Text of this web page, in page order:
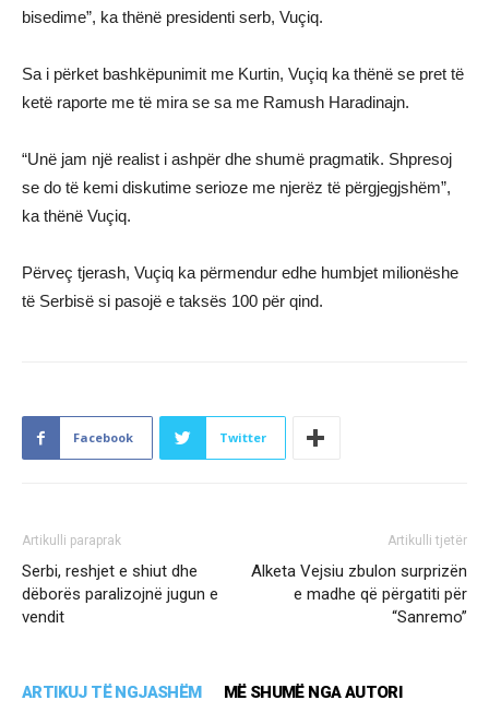
bisedime”, ka thënë presidenti serb, Vuçiq.
Sa i përket bashkëpunimit me Kurtin, Vuçiq ka thënë se pret të
ketë raporte me të mira se sa me Ramush Haradinajn.
“Unë jam një realist i ashpër dhe shumë pragmatik. Shpresoj
se do të kemi diskutime serioze me njerëz të përgjegjshëm”,
ka thënë Vuçiq.
Përveç tjerash, Vuçiq ka përmendur edhe humbjet milionëshe
të Serbisë si pasojë e taksës 100 për qind.
Facebook Twitter
Artikulli paraprak
Serbi, reshjet e shiut dhe
dëborës paralizojnë jugun e
vendit
Artikulli tjetër
Alketa Vejsiu zbulon surprizën
e madhe që përgatiti për
“Sanremo”
ARTIKUJ TË NGJASHËM MË SHUMË NGA AUTORI